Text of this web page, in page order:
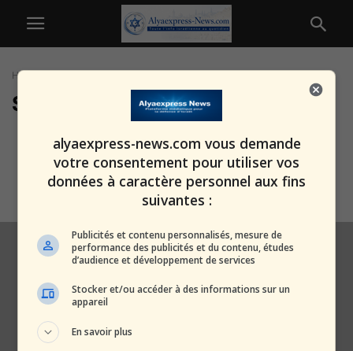
Home
SS
Identifié : l’officier SS qui a
exécuté le « dernier Juif...
alxprss_sab 28 septembre 2025
alyaexpress-news.com vous demande
votre consentement pour utiliser vos
données à caractère personnel aux fins
suivantes :
Publicités et contenu personnalisés, mesure de
performance des publicités et du contenu, études
d’audience et développement de services
Stocker et/ou accéder à des informations sur un
appareil
En savoir plus